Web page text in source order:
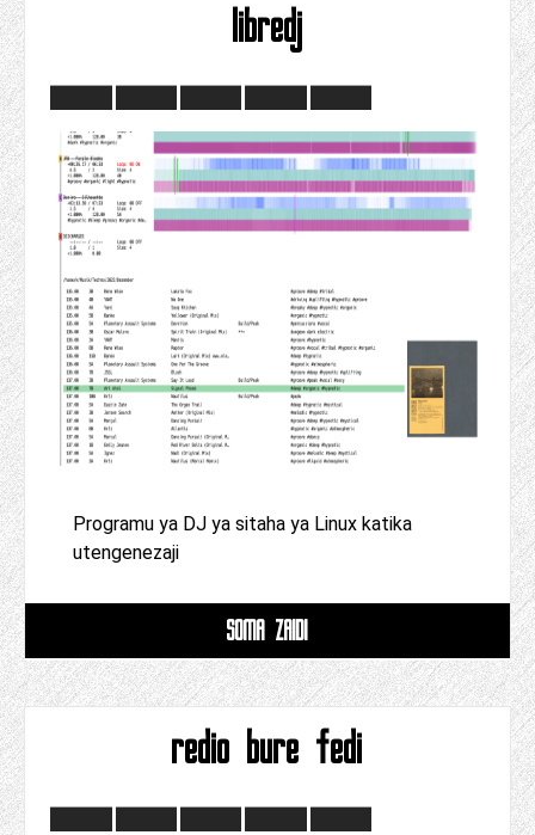
libredj
Programu ya DJ ya sitaha ya Linux katika
utengenezaji
SOMA ZAIDI
redio bure fedi